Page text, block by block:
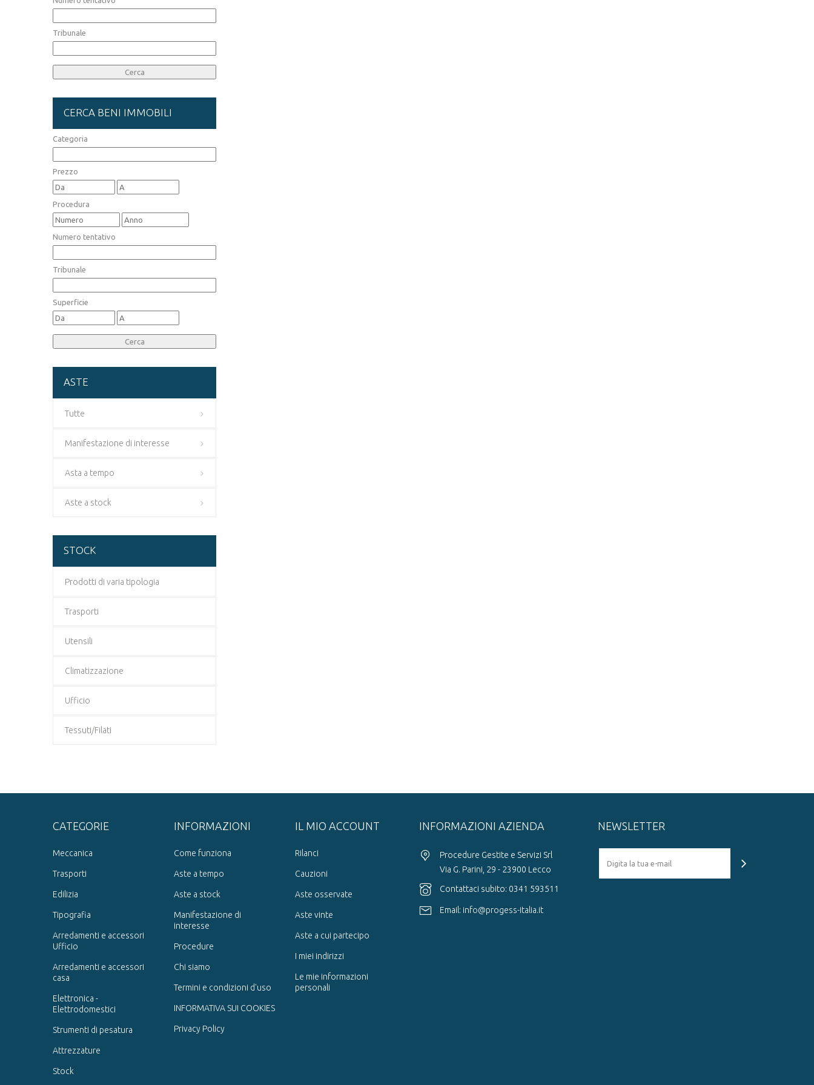
Tribunale
CERCA BENI IMMOBILI
Categoria
Prezzo
Procedura
Numero tentativo
Tribunale
Superficie
ASTE
Tutte
Manifestazione di interesse
Asta a tempo
Aste a stock
STOCK
Prodotti di varia tipologia
Trasporti
Utensili
Climatizzazione
Ufficio
Tessuti/Filati
CATEGORIE
Meccanica
Trasporti
Edilizia
Tipografia
Arredamenti e accessori
Ufficio
Arredamenti e accessori
casa
Elettronica -
Elettrodomestici
Strumenti di pesatura
Attrezzature
Stock
INFORMAZIONI
Come funziona
Aste a tempo
Aste a stock
Manifestazione di
interesse
Procedure
Chi siamo
Termini e condizioni d'uso
INFORMATIVA SUI COOKIES
Privacy Policy
IL MIO ACCOUNT
Rilanci
Cauzioni
Aste osservate
Aste vinte
Aste a cui partecipo
I miei indirizzi
Le mie informazioni
personali
INFORMAZIONI AZIENDA
Procedure Gestite e Servizi Srl
Via G. Parini, 29 - 23900 Lecco
Contattaci subito: 0341 593511
Email: info@progess-italia.it
NEWSLETTER